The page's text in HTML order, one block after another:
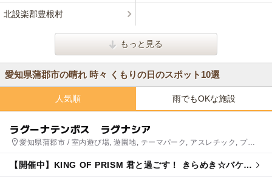
北設楽郡豊根村
もっと見る
愛知県蒲郡市の晴れ 時々 くもりの日のスポット10選
人気順 雨でもOKな施設
ラグーナテンボス ラグナシア
愛知県蒲郡市 / 室内遊び場, 遊園地, テーマパーク, アスレチック, プー
【開催中】KING OF PRISM 君と過ごす！ きらめき☆バケー